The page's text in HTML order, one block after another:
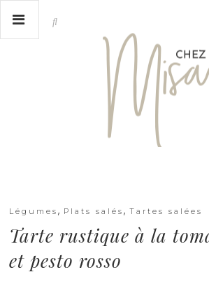
Légumes, Plats salés,Tartes salées
Tarte rustique à la
et pesto rosso